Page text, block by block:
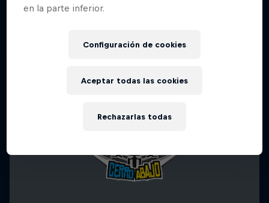
Más contenidos similares
en la parte inferior.
Configuración de cookies
Rechazarlas todas
Aceptar todas las cookies